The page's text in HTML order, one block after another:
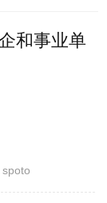
和事业单
spoto